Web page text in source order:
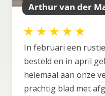
Arthur van der
In februari een
besteld en in april
helemaal aan onze
prachtig blad met